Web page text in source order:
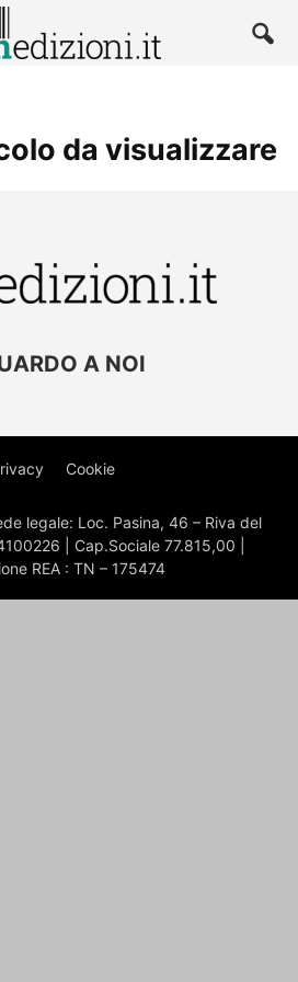
da visualizzare
A NOI
Cookie
legale: Loc. Pasina, 46 – Riva del
| Cap.Sociale 77.815,00 |
REA : TN – 175474